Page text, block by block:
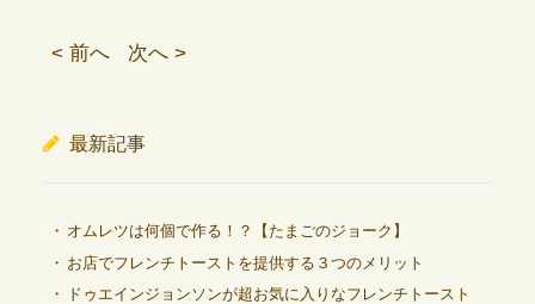
< 前へ 次へ >
最新記事
オムレツは何個で作る！？【たまごのジョーク】
お店でフレンチトーストを提供する３つのメリット
ドゥエインジョンソンが超お気に入りなフレンチトースト